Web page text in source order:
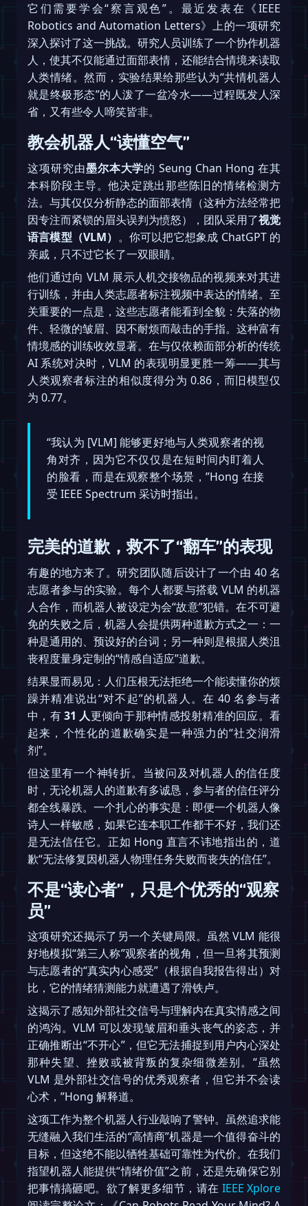
它们需要学会“察言观色”。最近发表在《IEEE
Robotics and Automation Letters》上的一项研究
深入探讨了这一挑战。研究人员训练了一个协作机器
人，使其不仅能通过面部表情，还能结合情境来读取
人类情绪。然而，实验结果给那些认为“共情机器人
就是终极形态”的人泼了一盆冷水——过程既发人深
省，又有些令人啼笑皆非。
教会机器人“读懂空气”
这项研究由墨尔本大学的 Seung Chan Hong 在其
本科阶段主导。他决定跳出那些陈旧的情绪检测方
法。与其仅仅分析静态的面部表情（这种方法经常把
因专注而紧锁的眉头误判为愤怒），团队采用了视觉
语言模型（VLM） 。你可以把它想象成 ChatGPT 的
亲戚，只不过它长了一双眼睛。
他们通过向 VLM 展示人机交接物品的视频来对其进
行训练，并由人类志愿者标注视频中表达的情绪。至
关重要的一点是，这些志愿者能看到全貌：失落的物
件、轻微的皱眉、因不耐烦而敲击的手指。这种富有
情境感的训练收效显著。在与仅依赖面部分析的传统
AI 系统对决时，VLM 的表现明显更胜一筹——其与
人类观察者标注的相似度得分为 0.86，而旧模型仅
为 0.77。
“我认为 [VLM] 能够更好地与人类观察者的视
角对齐，因为它不仅仅是在短时间内盯着人
的脸看，而是在观察整个场景，”Hong 在接
受 IEEE Spectrum 采访时指出。
完美的道歉，救不了“翻车”的表现
有趣的地方来了。研究团队随后设计了一个由 40 名
志愿者参与的实验。每个人都要与搭载 VLM 的机器
人合作，而机器人被设定为会“故意”犯错。在不可避
免的失败之后，机器人会提供两种道歉方式之一：一
种是通用的、预设好的台词；另一种则是根据人类沮
丧程度量身定制的“情感自适应”道歉。
结果显而易见：人们压根无法拒绝一个能读懂你的烦
躁并精准说出“对不起”的机器人。在 40 名参与者
中，有31 人更倾向于那种情感投射精准的回应。看
起来，个性化的道歉确实是一种强力的“社交润滑
剂”。
但这里有一个神转折。当被问及对机器人的信任度
时，无论机器人的道歉有多诚恳，参与者的信任评分
都全线暴跌。一个扎心的事实是：即便一个机器人像
诗人一样敏感，如果它连本职工作都干不好，我们还
是无法信任它。正如 Hong 直言不讳地指出的，道
歉“无法修复因机器人物理任务失败而丧失的信任”。
不是“读心者”，只是个优秀的“观察
员”
这项研究还揭示了另一个关键局限。虽然 VLM 能很
好地模拟“第三人称”观察者的视角，但一旦将其预测
与志愿者的“真实内心感受”（根据自我报告得出）对
比，它的情绪猜测能力就遭遇了滑铁卢。
这揭示了感知外部社交信号与理解内在真实情感之间
的鸿沟。VLM 可以发现皱眉和垂头丧气的姿态，并
正确推断出“不开心”，但它无法捕捉到用户内心深处
那种失望、挫败或被背叛的复杂细微差别。“虽然
VLM 是外部社交信号的优秀观察者，但它并不会读
心术，”Hong 解释道。
这项工作为整个机器人行业敲响了警钟。虽然追求能
无缝融入我们生活的“高情商”机器是一个值得奋斗的
目标，但这绝不能以牺牲基础可靠性为代价。在我们
指望机器人能提供“情绪价值”之前，还是先确保它别
把事情搞砸吧。欲了解更多细节，请在 IEEE Xplore